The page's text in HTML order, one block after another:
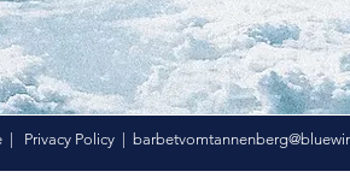
| Privacy Policy